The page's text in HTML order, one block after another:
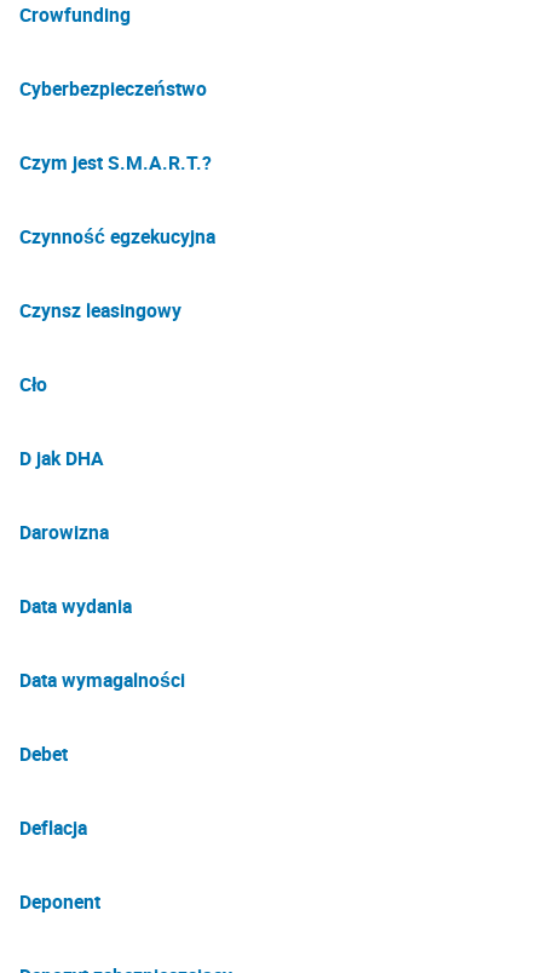
Crowfunding
Cyberbezpieczeństwo
Czym jest S.M.A.R.T.?
Czynność egzekucyjna
Czynsz leasingowy
Cło
D jak DHA
Darowizna
Data wydania
Data wymagalności
Debet
Deflacja
Deponent